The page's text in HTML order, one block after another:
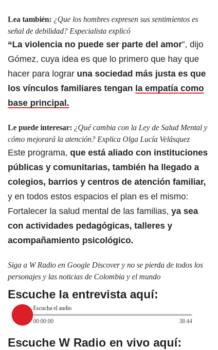
Lea también: ¿Que los hombres expresen sus sentimientos es
señal de debilidad? Especialista explicó
“La violencia no puede ser parte del amor”, dijo
Gómez, cuya idea es que lo primero que hay que
hacer para lograr una sociedad más justa es que
los vínculos familiares tengan la empatía como
base principal.
Le puede interesar: ¿Qué cambia con la Ley de Salud Mental y
cómo mejorará la atención? Explica Olga Lucía Velásquez
Este programa, que está aliado con instituciones
públicas y comunitarias, también ha llegado a
colegios, barrios y centros de atención familiar,
y en todos estos espacios el plan es el mismo:
Fortalecer la salud mental de las familias, ya sea
con actividades pedagógicas, talleres y
acompañamiento psicológico.
Siga a W Radio en Google Discover y no se pierda de todos los
personajes y las noticias de Colombia y el mundo
Escuche la entrevista aquí:
Escucha el audio
00:00:00
38:44
Escuche W Radio en vivo aquí: